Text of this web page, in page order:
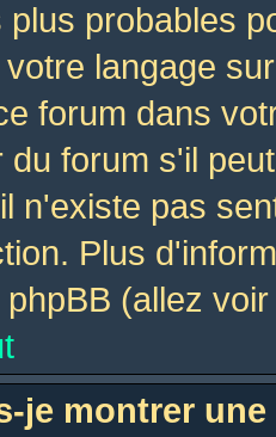
plus probables
langage
forum dans
du forum s'il
n'existe pas
Plus
(allez
je montrer